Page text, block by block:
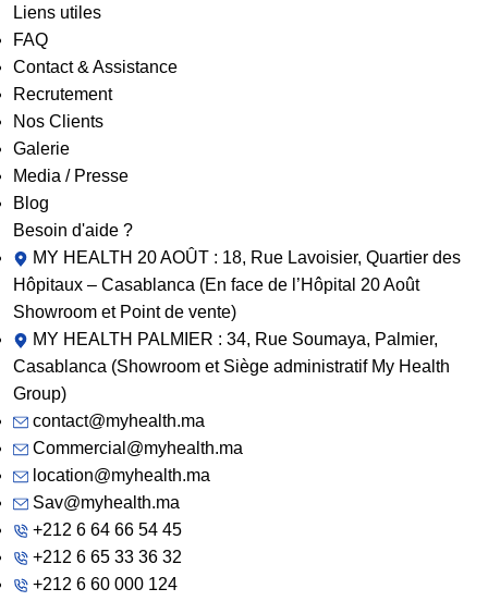
Liens utiles
FAQ
Contact & Assistance
Recrutement
Nos Clients
Galerie
Media / Presse
Blog
Besoin d'aide ?
MY HEALTH 20 AOÛT : 18, Rue Lavoisier, Quartier des
Hôpitaux – Casablanca (En face de l’Hôpital 20 Août
Showroom et Point de vente)
MY HEALTH PALMIER : 34, Rue Soumaya, Palmier,
Casablanca (Showroom et Siège administratif My Health
Group)
contact@myhealth.ma
Commercial@myhealth.ma
location@myhealth.ma
Sav@myhealth.ma
+212 6 64 66 54 45
+212 6 65 33 36 32
+212 6 60 000 124